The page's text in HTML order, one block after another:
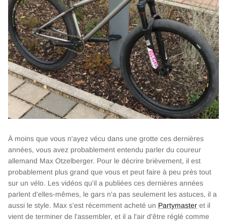
À moins que vous n'ayez vécu dans une grotte ces dernières
années, vous avez probablement entendu parler du coureur
allemand Max Otzelberger. Pour le décrire brièvement, il est
probablement plus grand que vous et peut faire à peu près tout
sur un vélo. Les vidéos qu'il a publiées ces dernières années
parlent d'elles-mêmes, le gars n'a pas seulement les astuces, il a
aussi le style. Max s'est récemment acheté un Partymaster et il
vient de terminer de l'assembler, et il a l'air d'être réglé comme